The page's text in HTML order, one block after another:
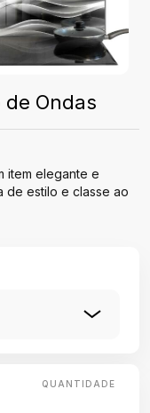
Ondas
item elegante e
de estilo e classe ao
QUANTIDADE